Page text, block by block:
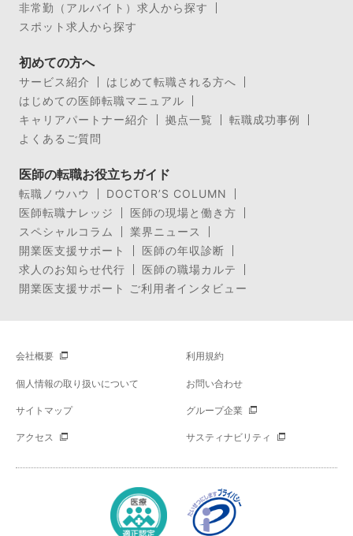
非常勤（アルバイト）求人から探す
スポット求人から探す
初めての方へ
サービス紹介
はじめて転職される方へ
はじめての医師転職マニュアル
キャリアパートナー紹介
拠点一覧
転職成功事例
よくあるご質問
医師の転職お役立ちガイド
転職ノウハウ
DOCTOR’S COLUMN
医師転職ナレッジ
医師の現場と働き方
スペシャルコラム
業界ニュース
開業医支援サポート
医師の年収診断
求人のお知らせ代行
医師の職場カルテ
開業医支援サポート ご利用者インタビュー
会社概要 利用規約
個人情報の取り扱いについて お問い合わせ
サイトマップ グループ企業
アクセス サスティナビリティ